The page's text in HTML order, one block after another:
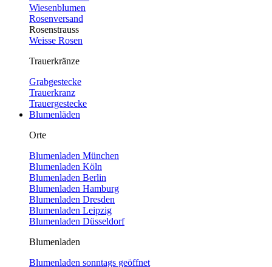
Wiesenblumen
Rosenversand
Rosenstrauss
Weisse Rosen
Trauerkränze
Grabgestecke
Trauerkranz
Trauergestecke
Blumenläden
Orte
Blumenladen München
Blumenladen Köln
Blumenladen Berlin
Blumenladen Hamburg
Blumenladen Dresden
Blumenladen Leipzig
Blumenladen Düsseldorf
Blumenladen
Blumenladen sonntags geöffnet